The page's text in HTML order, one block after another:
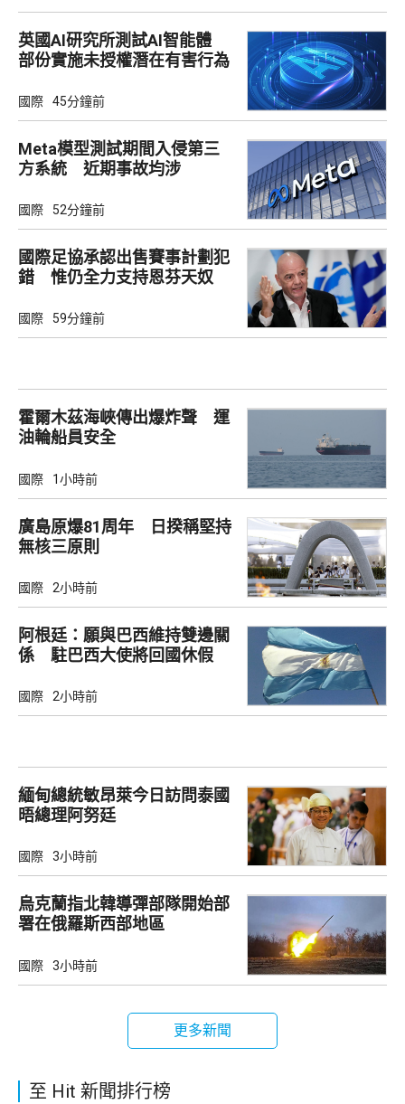
英國AI研究所測試AI智能體
部份實施未授權潛在有害行為
國際 45分鐘前
Meta模型測試期間入侵第三
方系統 近期事故均涉
國際 52分鐘前
國際足協承認出售賽事計劃犯
錯 惟仍全力支持恩芬天奴
國際 59分鐘前
霍爾木茲海峽傳出爆炸聲 運
油輪船員安全
國際 1小時前
廣島原爆81周年 日揆稱堅持
無核三原則
國際 2小時前
阿根廷：願與巴西維持雙邊關
係 駐巴西大使將回國休假
國際 2小時前
緬甸總統敏昂萊今日訪問泰國
晤總理阿努廷
國際 3小時前
烏克蘭指北韓導彈部隊開始部
署在俄羅斯西部地區
國際 3小時前
更多新聞
至 Hit 新聞排行榜